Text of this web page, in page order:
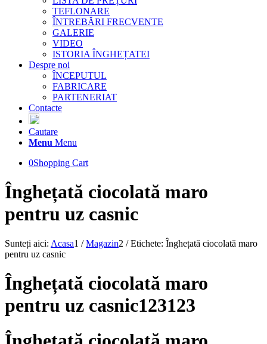
TEFLONARE
ÎNTREBĂRI FRECVENTE
GALERIE
VIDEO
ISTORIA ÎNGHEȚATEI
Despre noi
ÎNCEPUTUL
FABRICARE
PARTENERIAT
Contacte
Cautare
Menu Menu
0Shopping Cart
Înghețată ciocolată maro
pentru uz casnic
Sunteți aici: Acasa1 / Magazin2 / Etichete: Înghețată ciocolată maro
pentru uz casnic
Înghețată ciocolată maro
pentru uz casnic123123